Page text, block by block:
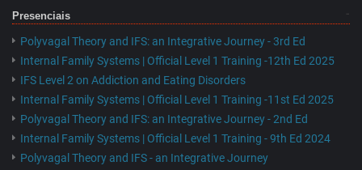
Presenciais
Polyvagal Theory and IFS: an Integrative Journey - 3rd Ed
Internal Family Systems | Official Level 1 Training -12th Ed 2025
IFS Level 2 on Addiction and Eating Disorders
Internal Family Systems | Official Level 1 Training -11st Ed 2025
Polyvagal Theory and IFS: an Integrative Journey - 2nd Ed
Internal Family Systems | Official Level 1 Training - 9th Ed 2024
Polyvagal Theory and IFS - an Integrative Journey